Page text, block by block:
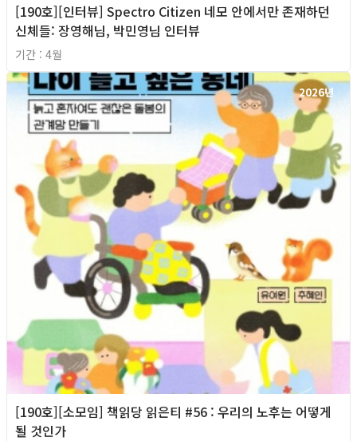
[190호][인터뷰] Spectro Citizen 네모 안에서만 존재하던
신체들: 장영해님, 박민영님 인터뷰
기간 : 4월
2026년
[190호][소모임] 책읽당 읽은티 #56 : 우리의 노후는 어떻게
될 것인가